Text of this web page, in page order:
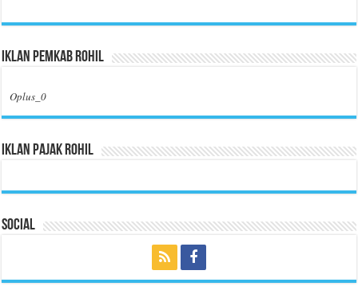
Iklan Pemkab Rohil
Oplus_0
Iklan Pajak Rohil
Social